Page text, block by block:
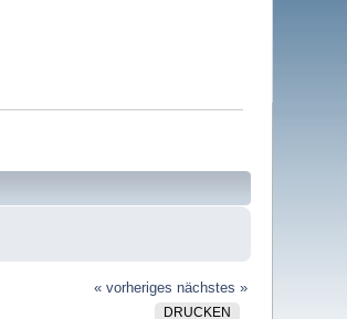
« vorheriges nächstes »
DRUCKEN